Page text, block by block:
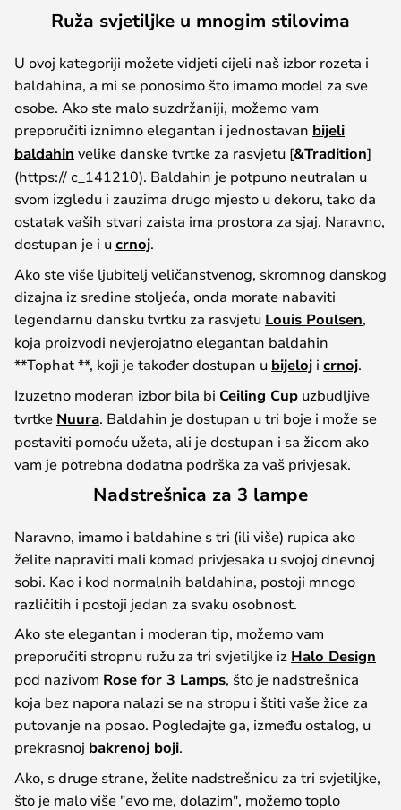
Ruža svjetiljke u mnogim stilovima
U ovoj kategoriji možete vidjeti cijeli naš izbor rozeta i
baldahina, a mi se ponosimo što imamo model za sve
osobe. Ako ste malo suzdržaniji, možemo vam
preporučiti iznimno elegantan i jednostavan bijeli
baldahin velike danske tvrtke za rasvjetu [&Tradition]
(https:// c_141210). Baldahin je potpuno neutralan u
svom izgledu i zauzima drugo mjesto u dekoru, tako da
ostatak vaših stvari zaista ima prostora za sjaj. Naravno,
dostupan je i ucrnoj.
Ako ste više ljubitelj veličanstvenog, skromnog danskog
dizajna iz sredine stoljeća, onda morate nabaviti
legendarnu dansku tvrtku za rasvjetu Louis Poulsen,
koja proizvodi nevjerojatno elegantan baldahin
**Tophat **, koji je također dostupan u bijeloj i crnoj.
Izuzetno moderan izbor bila bi Ceiling Cup uzbudljive
tvrtke Nuura. Baldahin je dostupan u tri boje i može se
postaviti pomoću užeta, ali je dostupan i sa žicom ako
vam je potrebna dodatna podrška za vaš privjesak.
Nadstrešnica za 3 lampe
Naravno, imamo i baldahine s tri (ili više) rupica ako
želite napraviti mali komad privjesaka u svojoj dnevnoj
sobi. Kao i kod normalnih baldahina, postoji mnogo
različitih i postoji jedan za svaku osobnost.
Ako ste elegantan i moderan tip, možemo vam
preporučiti stropnu ružu za tri svjetiljke iz Halo Design
pod nazivom Rose for 3 Lamps, što je nadstrešnica
koja bez napora nalazi se na stropu i štiti vaše žice za
putovanje na posao. Pogledajte ga, između ostalog, u
prekrasnoj bakrenoj boji.
Ako, s druge strane, želite nadstrešnicu za tri svjetiljke,
što je malo više "evo me, dolazim", možemo toplo